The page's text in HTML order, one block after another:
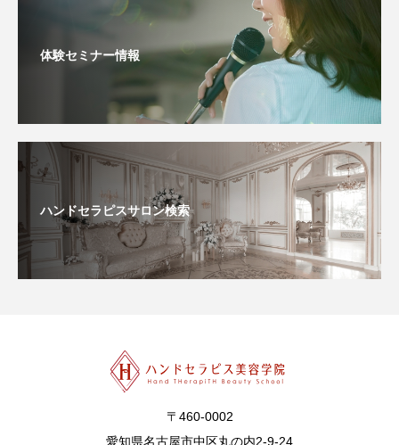
体験セミナー情報
ハンドセラピスサロン検索
〒460-0002
愛知県名古屋市中区丸の内2-9-24